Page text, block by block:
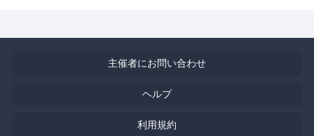
主催者にお問い合わせ
ヘルプ
利用規約